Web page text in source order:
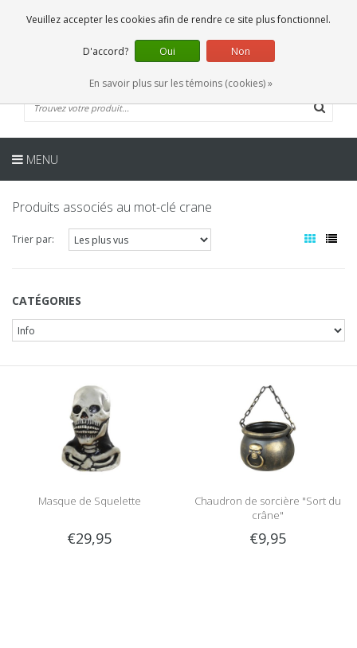
0 Articles
FR
MENU
Produits associés au mot-clé crane
Trier par:
CATÉGORIES
Masque de Squelette
€29,95
Chaudron de sorcière "Sort du
crâne"
€9,95
Veuillez accepter les cookies afin de rendre ce site plus fonctionnel.
D'accord? Oui Non
En savoir plus sur les témoins (cookies) »